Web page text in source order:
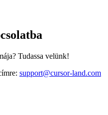
Tudassa velünk!
support@cursor-land.com